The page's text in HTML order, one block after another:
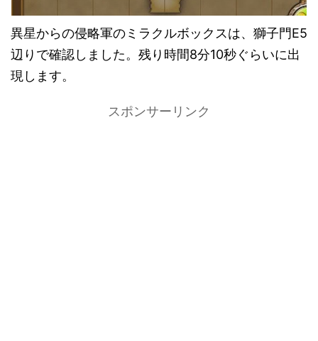
異星からの侵略軍のミラクルボックスは、獅子門E5
辺りで確認しました。残り時間8分10秒ぐらいに出
現します。
スポンサーリンク